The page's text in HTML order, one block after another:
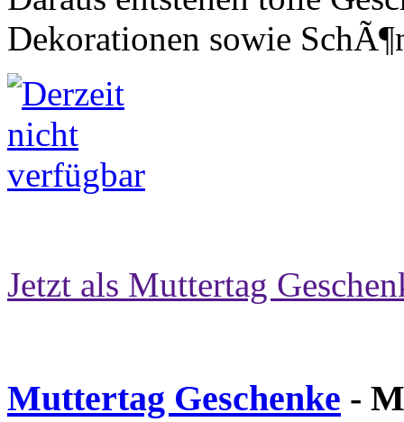
Dekorationen sowie
Jetzt als Muttertag
Muttertag Geschenke -